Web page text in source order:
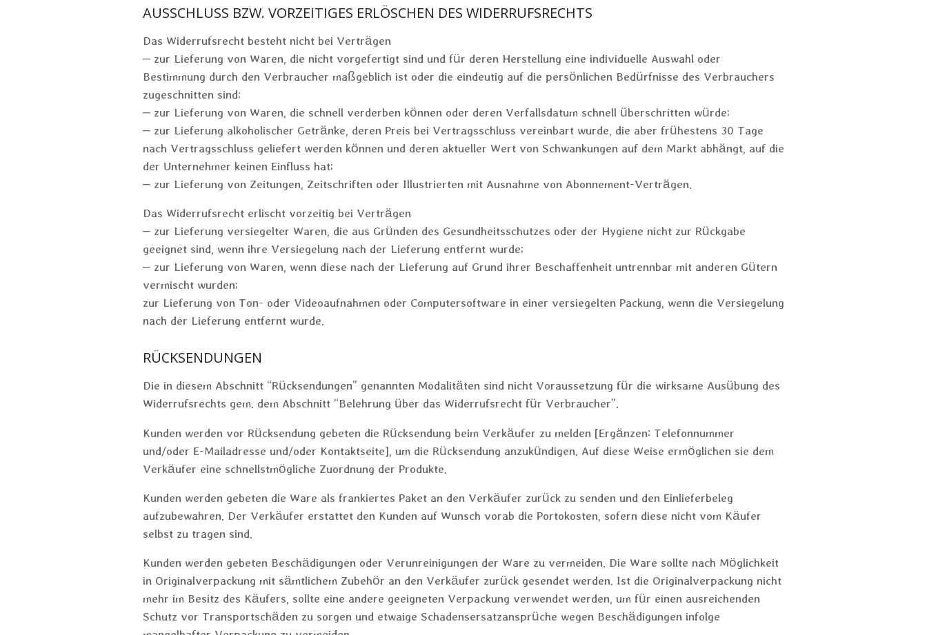
AUSSCHLUSS BZW. VORZEITIGES ERLÖSCHEN DES WIDERRUFSRECHTS
Das Widerrufsrecht besteht nicht bei Verträgen
– zur Lieferung von Waren, die nicht vorgefertigt sind und für deren Herstellung eine individuelle Auswahl oder
Bestimmung durch den Verbraucher maßgeblich ist oder die eindeutig auf die persönlichen Bedürfnisse des Verbrauchers
zugeschnitten sind;
– zur Lieferung von Waren, die schnell verderben können oder deren Verfallsdatum schnell überschritten würde;
– zur Lieferung alkoholischer Getränke, deren Preis bei Vertragsschluss vereinbart wurde, die aber frühestens 30 Tage
nach Vertragsschluss geliefert werden können und deren aktueller Wert von Schwankungen auf dem Markt abhängt, auf die
der Unternehmer keinen Einfluss hat;
– zur Lieferung von Zeitungen, Zeitschriften oder Illustrierten mit Ausnahme von Abonnement-Verträgen.
Das Widerrufsrecht erlischt vorzeitig bei Verträgen
– zur Lieferung versiegelter Waren, die aus Gründen des Gesundheitsschutzes oder der Hygiene nicht zur Rückgabe
geeignet sind, wenn ihre Versiegelung nach der Lieferung entfernt wurde;
– zur Lieferung von Waren, wenn diese nach der Lieferung auf Grund ihrer Beschaffenheit untrennbar mit anderen Gütern
vermischt wurden;
zur Lieferung von Ton- oder Videoaufnahmen oder Computersoftware in einer versiegelten Packung, wenn die Versiegelung
nach der Lieferung entfernt wurde.
RÜCKSENDUNGEN
Die in diesem Abschnitt “Rücksendungen” genannten Modalitäten sind nicht Voraussetzung für die wirksame Ausübung des
Widerrufsrechts gem. dem Abschnitt “Belehrung über das Widerrufsrecht für Verbraucher”.
Kunden werden vor Rücksendung gebeten die Rücksendung beim Verkäufer zu melden [Ergänzen: Telefonnummer
und/oder E-Mailadresse und/oder Kontaktseite], um die Rücksendung anzukündigen. Auf diese Weise ermöglichen sie dem
Verkäufer eine schnellstmögliche Zuordnung der Produkte.
Kunden werden gebeten die Ware als frankiertes Paket an den Verkäufer zurück zu senden und den Einlieferbeleg
aufzubewahren. Der Verkäufer erstattet den Kunden auf Wunsch vorab die Portokosten, sofern diese nicht vom Käufer
selbst zu tragen sind.
Kunden werden gebeten Beschädigungen oder Verunreinigungen der Ware zu vermeiden. Die Ware sollte nach Möglichkeit
in Originalverpackung mit sämtlichem Zubehör an den Verkäufer zurück gesendet werden. Ist die Originalverpackung nicht
mehr im Besitz des Käufers, sollte eine andere geeigneten Verpackung verwendet werden, um für einen ausreichenden
Schutz vor Transportschäden zu sorgen und etwaige Schadensersatzansprüche wegen Beschädigungen infolge